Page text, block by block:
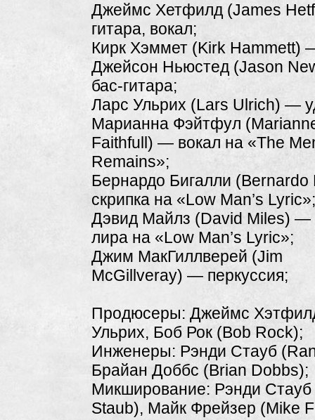
Джеймс Хетфилд (James
гитара, вокал;
Кирк Хэммет (Kirk Hammett)
Джейсон Ньюстед (Jason
бас-гитара;
Ларс Ульрих (Lars Ulrich) —
Марианна Фэйтфул
Faithfull) — вокал на «The
Remains»;
Бернардо Бигалли
скрипка на «Low Man’s Lyric»;
Дэвид Майлз (David Miles) —
лира на «Low Man’s Lyric»;
Джим МакГиллверей (Jim
McGillveray) — перкуссия;
Продюсеры: Джеймс
Ульрих, Боб Рок (Bob Rock);
Инженеры: Рэнди Стауб
Брайан Доббс (Brian Dobbs);
Микширование: Рэнди
Staub), Майк Фрейзер (Mike